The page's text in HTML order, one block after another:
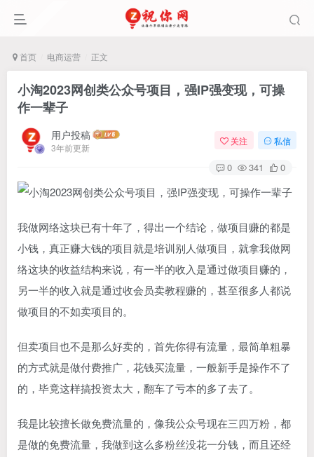
首页 电商运营 正文
小淘2023网创类公众号项目，强IP强变现，可操
作一辈子
用户投稿
3年前更新
关注 私信
0 341 0
我做网络这块已有十年了，得出一个结论，做项目赚的都是
小钱，真正赚大钱的项目就是培训别人做项目，就拿我做网
络这块的收益结构来说，有一半的收入是通过做项目赚的，
另一半的收入就是通过收会员卖教程赚的，甚至很多人都说
做项目的不如卖项目的。
但卖项目也不是那么好卖的，首先你得有流量，最简单粗暴
的方式就是做付费推广，花钱买流量，一般新手是操作不了
的，毕竟这样搞投资太大，翻车了亏本的多了去了。
我是比较擅长做免费流量的，像我公众号现在三四万粉，都
是做的免费流量，我做到这么多粉丝没花一分钱，而且还经